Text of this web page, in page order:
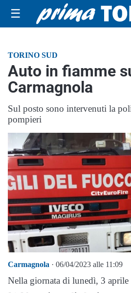
☰
TORINO SUD
Auto in fiamme
Carmagnola
Sul posto sono intervenuti la
pompieri
Carmagnola · 06/04/2023 alle 11:09
Nella giornata di lunedì, 3